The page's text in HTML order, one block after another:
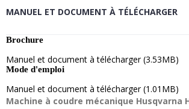
MANUEL ET DOCUMENT À TÉLÉCHARGER
Brochure
Manuel et document à télécharger (3.53MB)
Mode d'emploi
Manuel et document à télécharger (1.01MB)
Machine à coudre mécanique Husqvarna H